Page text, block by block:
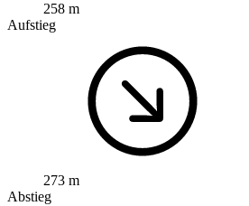
258 m
Aufstieg
273 m
Abstieg